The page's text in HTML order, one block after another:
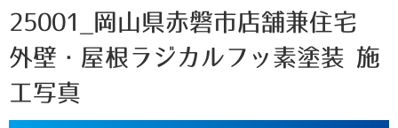
25001_岡山県赤磐市店舗兼住宅
外壁・屋根ラジカルフッ素塗装 施
工写真